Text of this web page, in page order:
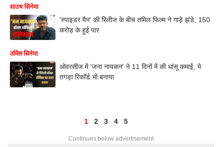
साउथ सिनेमा
'स्पाइडर मैन' की रिलीज के बीच तमिल फिल्म ने गाड़े झंडे, 150
करोड़ के हुई पार
तमिल सिनेमा
ओवरसीज में ‘जना नायकन' ने 11 दिनों में की धांसू कमाई, ये
तगड़ा रिकॉर्ड भी बनाया
1 2 3 4 5
Continues below advertisement